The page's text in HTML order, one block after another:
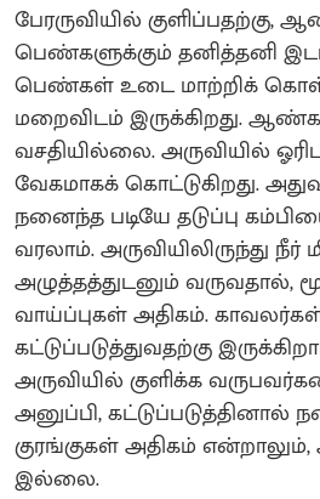
பேரருவியில் குளிப்பதற்கு,
பெண்களுக்கும் தனித்தனி
பெண்கள் உடை மாற்றிக்
மறைவிடம் இருக்கிறது.
வசதியில்லை. அருவியில்
வேகமாகக் கொட்டுகிறது.
நனைந்த படியே தடுப்பு
வரலாம். அருவியிலிருந்து நீர்
அழுத்தத்துடனும் வருவதால்,
வாய்ப்புகள் அதிகம்.
கட்டுப்படுத்துவதற்கு
அருவியில் குளிக்க
அனுப்பி, கட்டுப்படுத்தினால்
குரங்குகள் அதிகம்
இல்லை.